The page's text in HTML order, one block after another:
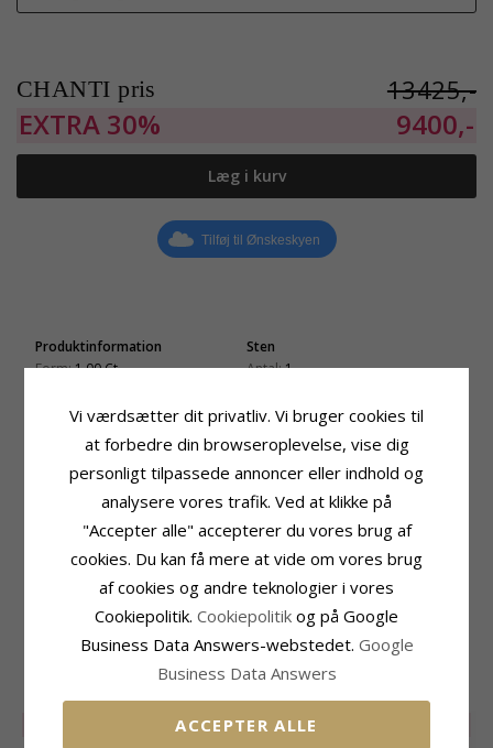
CHANTI pris 13425,-
EXTRA 30% 9400,-
Læg i kurv
Tilføj til Ønskeskyen
Produktinformation
Form:1,00 Ct
Ring
Ædelmetal:
Guld
Overflade:Blank
Sten
Antal:1
Sten: Lab Grown Diamant (CVD)
Cut Grade:
Excellent
Diamant Farve:Top Wesselton (F)
Diamant Klarhed: VS
Carat:1,00
Ringskinne
Bredde Top: 2,7 mm
Bredde Bund:
1,9 mm
Tykkelse Bund:1,4 mm
Fatning
Diameter: 8,6 mm
Dybde:
6,0 mm
RELATEREDE PRODUKTER
Vi værdsætter dit privatliv. Vi bruger cookies til
at forbedre din browseroplevelse, vise dig
personligt tilpassede annoncer eller indhold og
analysere vores trafik. Ved at klikke på
"Accepter alle" accepterer du vores brug af
cookies. Du kan få mere at vide om vores brug
af cookies og andre teknologier i vores
Cookiepolitik. Cookiepolitik og på Google
Business Data Answers-webstedet. Google
Business Data Answers
ACCEPTER ALLE